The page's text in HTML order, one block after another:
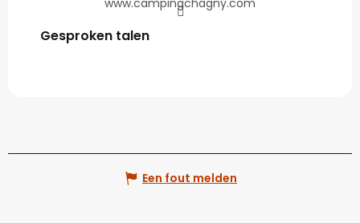
www.campingchagny.com
Gesproken talen
Gesproken talen
Een fout melden